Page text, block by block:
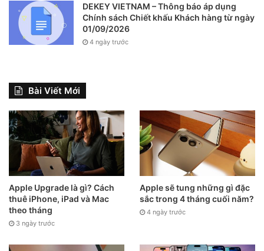
DEKEY VIETNAM – Thông báo áp dụng
Chính sách Chiết khấu Khách hàng từ ngày
01/09/2026
4 ngày trước
Bài Viết Mới
Apple Upgrade là gì? Cách
thuê iPhone, iPad và Mac
theo tháng
3 ngày trước
Apple sẽ tung những gì đặc
sắc trong 4 tháng cuối năm?
4 ngày trước